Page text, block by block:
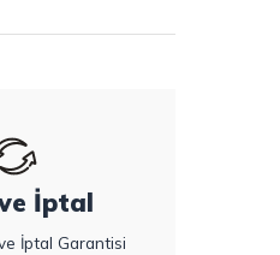
İptal
İptal Garantisi